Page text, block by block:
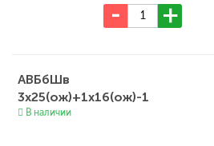
АВБбШв
3х25(ож)+1х16(ож)-1
В наличии